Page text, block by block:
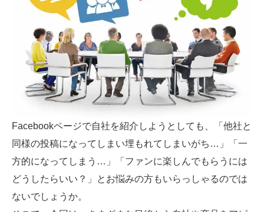
Facebookページで自社を紹介しようとしても、「他社と
同様の投稿になってしまい埋もれてしまいがち…」「一
方的になってしまう…」「ファンに楽しんでもらうには
どうしたらいい？」とお悩みの方もいらっしゃるのでは
ないでしょうか。